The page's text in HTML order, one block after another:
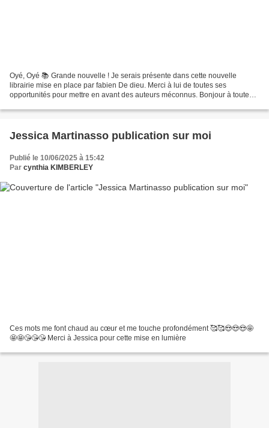
Oyé, Oyé 📚 Grande nouvelle ! Je serais présente dans cette nouvelle
librairie mise en place par fabien De dieu. Merci à lui de toutes ses
opportunités pour mettre en avant des auteurs méconnus. Bonjour à toutes
Jessica Martinasso publication sur moi
Publié le 10/06/2025 à 15:42
Par cynthia KIMBERLEY
Ces mots me font chaud au cœur et me touche profondément 🥰🥰😍😍😍🤩
🤩🤩😘😘😘 Merci à Jessica pour cette mise en lumière